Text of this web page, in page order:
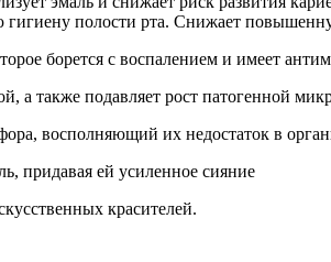
полости рта. Снижает
борется с воспалением и имеет
а также подавляет рост патогенной
восполняющий их недостаток в
придавая ей усиленное сияние
красителей.